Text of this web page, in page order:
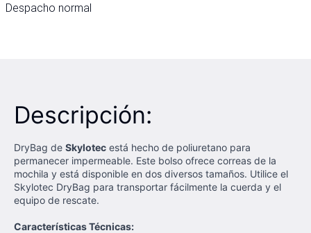
Despacho normal
Descripción:
DryBag de Skylotec está hecho de poliuretano para
permanecer impermeable. Este bolso ofrece correas de la
mochila y está disponible en dos diversos tamaños. Utilice el
Skylotec DryBag para transportar fácilmente la cuerda y el
equipo de rescate.
Características Técnicas: